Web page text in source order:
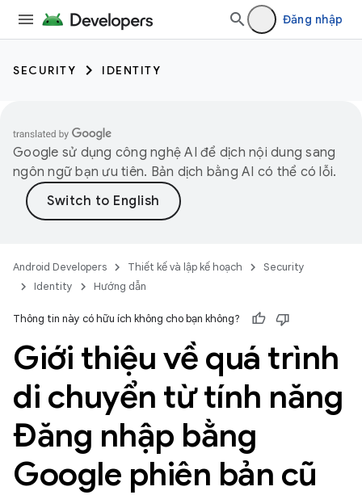
Đăng nhập
SECURITY IDENTITY
Google sử dụng công nghệ AI để dịch nội dung sang
ngôn ngữ bạn ưu tiên. Bản dịch bằng AI có thể có lỗi.
Android Developers Thiết kế và lập kế hoạch
Security
Identity
Hướng dẫn
Thông tin này có hữu ích không cho bạn không?
Giới thiệu về quá trình
di chuyển từ tính năng
Đăng nhập bằng
Google phiên bản cũ